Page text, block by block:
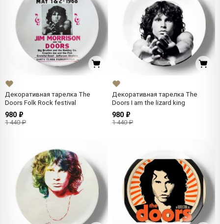
Декоративная тарелка The
Doors Folk Rock festival
980 ₽
1 440 ₽
Декоративная тарелка The
Doors I am the lizard king
980 ₽
1 440 ₽